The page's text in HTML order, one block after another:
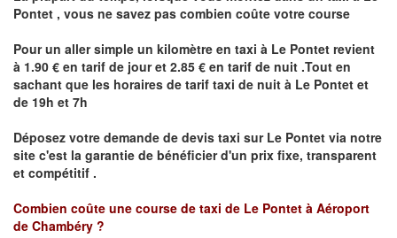
Pontet , vous ne savez pas combien coûte votre course
Pour un aller simple un kilomètre en taxi à Le Pontet revient
à 1.90 € en tarif de jour et 2.85 € en tarif de nuit .Tout en
sachant que les horaires de tarif taxi de nuit à Le Pontet et
de 19h et 7h
Déposez votre demande de devis taxi sur Le Pontet via notre
site c'est la garantie de bénéficier d'un prix fixe, transparent
et compétitif .
Combien coûte une course de taxi de Le Pontet à Aéroport
de Chambéry ?